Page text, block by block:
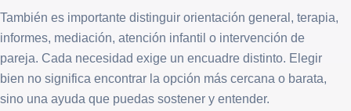
También es importante distinguir orientación general, terapia,
informes, mediación, atención infantil o intervención de
pareja. Cada necesidad exige un encuadre distinto. Elegir
bien no significa encontrar la opción más cercana o barata,
sino una ayuda que puedas sostener y entender.